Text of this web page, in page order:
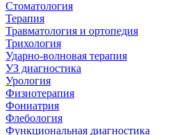
Стоматология
Терапия
Травматология и ортопедия
Трихология
Ударно-волновая терапия
УЗ диагностика
Урология
Физиотерапия
Фониатрия
Флебология
Функциональная диагностика